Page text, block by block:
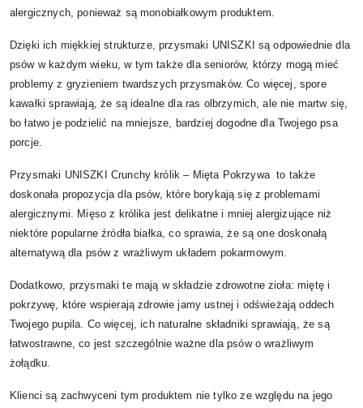
alergicznych, ponieważ są monobiałkowym produktem.
Dzięki ich miękkiej strukturze, przysmaki UNISZKI są odpowiednie dla
psów w każdym wieku, w tym także dla seniorów, którzy mogą mieć
problemy z gryzieniem twardszych przysmaków. Co więcej, spore
kawałki sprawiają, że są idealne dla ras olbrzymich, ale nie martw się,
bo łatwo je podzielić na mniejsze, bardziej dogodne dla Twojego psa
porcje.
Przysmaki UNISZKI Crunchy królik – Mięta Pokrzywa to także
doskonała propozycja dla psów, które borykają się z problemami
alergicznymi. Mięso z królika jest delikatne i mniej alergizujące niż
niektóre popularne źródła białka, co sprawia, że są one doskonałą
alternatywą dla psów z wrażliwym układem pokarmowym.
Dodatkowo, przysmaki te mają w składzie zdrowotne zioła: miętę i
pokrzywę, które wspierają zdrowie jamy ustnej i odświeżają oddech
Twojego pupila. Co więcej, ich naturalne składniki sprawiają, że są
łatwostrawne, co jest szczególnie ważne dla psów o wrażliwym
żołądku.
Klienci są zachwyceni tym produktem nie tylko ze względu na jego